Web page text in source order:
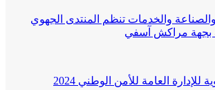
والخدمات تنظم المنتدى الجهوي
بجهة مراكش آسفي
للإدارة العامة للأمن الوطني 2024